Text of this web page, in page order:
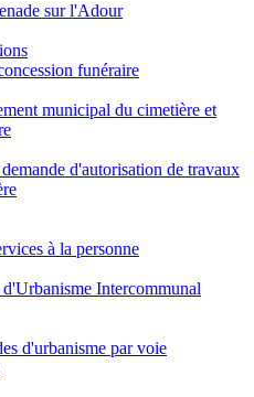
sur l'Adour
funéraire
municipal du cimetière et
d'autorisation de travaux
à la personne
Intercommunal
d'urbanisme par voie